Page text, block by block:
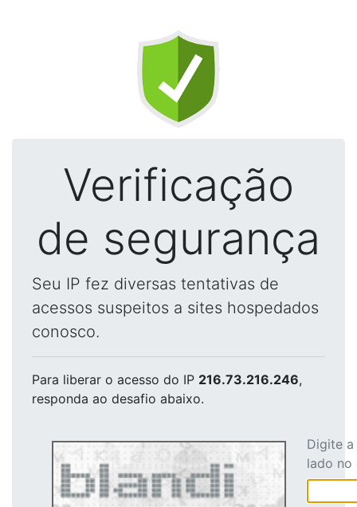
Verificação
de segurança
Seu IP fez diversas tentativas de
acessos suspeitos a sites hospedados
conosco.
Para liberar o acesso do IP 216.73.216.246,
responda ao desafio abaixo.
Digite
lado no